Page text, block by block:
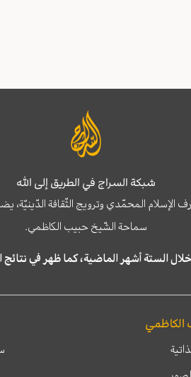
شبكة السراج في الطريق إلى الله
الإسلام المحمّدي وترويج الثّقافة
سماحة الشّيخ حبيب الكاظمي.